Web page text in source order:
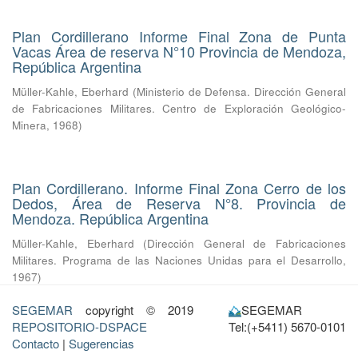
Plan Cordillerano Informe Final Zona de Punta
Vacas Área de reserva N°10 Provincia de Mendoza,
República Argentina
Müller-Kahle, Eberhard (Ministerio de Defensa. Dirección General
de Fabricaciones Militares. Centro de Exploración Geológico-
Minera, 1968)
Plan Cordillerano. Informe Final Zona Cerro de los
Dedos, Área de Reserva N°8. Provincia de
Mendoza. República Argentina
Müller-Kahle, Eberhard (Dirección General de Fabricaciones
Militares. Programa de las Naciones Unidas para el Desarrollo,
1967)
SEGEMAR copyright © 2019
REPOSITORIO-DSPACE
Contacto | Sugerencias
SEGEMAR
Tel:(+5411) 5670-0101